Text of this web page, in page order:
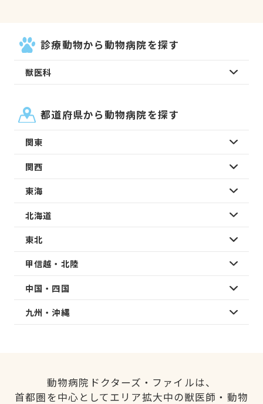
診療動物から動物病院を探す
獣医科
都道府県から動物病院を探す
関東
関西
東海
北海道
東北
甲信越・北陸
中国・四国
九州・沖縄
動物病院ドクターズ・ファイルは、
首都圏を中心としてエリア拡大中の獣医師・動物